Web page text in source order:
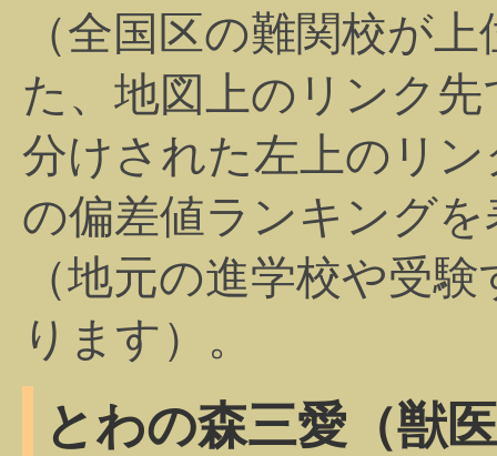
（全国区の難関校が
た、地図上のリンク
分けされた左上のリ
の偏差値ランキング
（地元の進学校や受
ります）。
とわの森三愛（獣